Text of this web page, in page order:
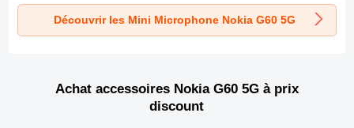
Parleur K06 pour
Nokia G60 5G Noir
Parleur K05 pour
Nokia G60 5G Noir
Parleur K08 pour
Nokia G60 5G Noir
Découvrir les Mini Microphone Nokia G60 5G
Achat accessoires Nokia G60 5G à prix
discount